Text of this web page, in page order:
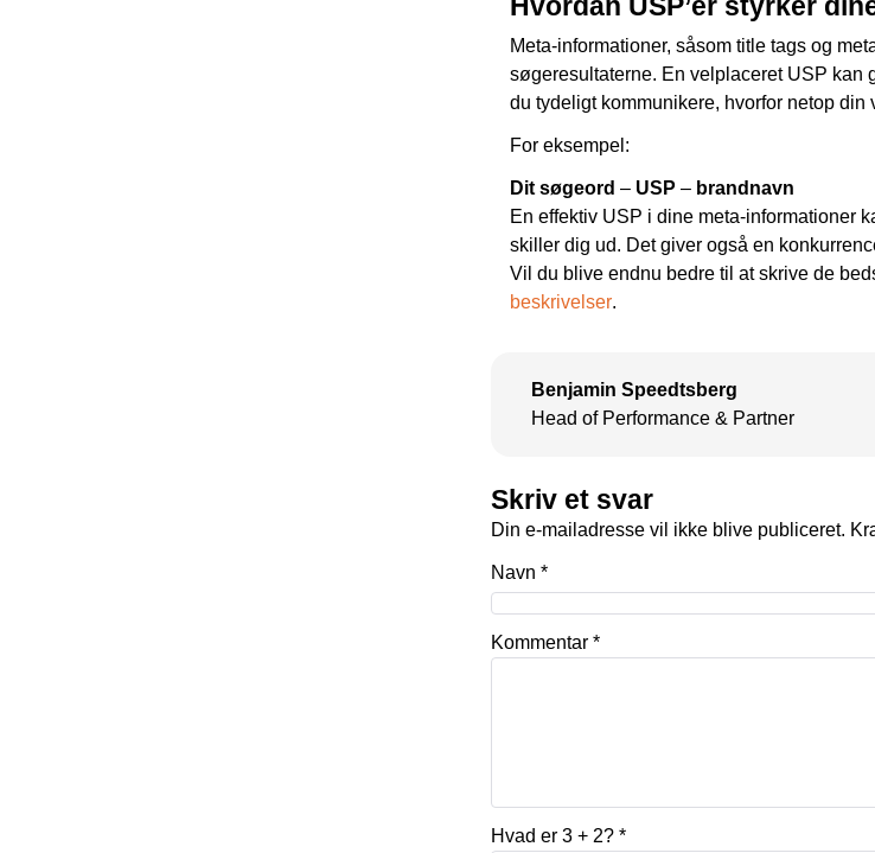
Meta-informationer, såsom title tags og
søgeresultaterne. En velplaceret USP kan
du tydeligt kommunikere, hvorfor netop
For eksempel:
Dit søgeord – USP – brandnavn
En effektiv USP i dine meta-informationer
skiller dig ud. Det giver også en
Vil du blive endnu bedre til at skrive de
beskrivelser.
Benjamin Speedtsberg
Head of Performance & Partner
Skriv et svar
Din e-mailadresse vil ikke blive publiceret.
Kommentar *
Navn *
Hvad er 3 + 2? *